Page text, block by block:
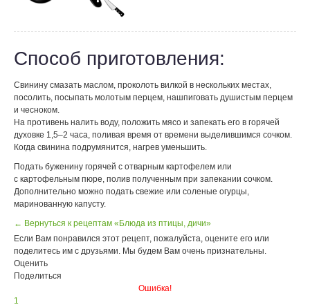
Способ приготовления:
Свинину смазать маслом, проколоть вилкой в нескольких местах,
посолить, посыпать молотым перцем, нашпиговать душистым перцем
и чесноком.
На противень налить воду, положить мясо и запекать его в горячей
духовке 1,5–2 часа, поливая время от времени выделившимся сочком.
Когда свинина подрумянится, нагрев уменьшить.
Подать буженину горячей с отварным картофелем или
с картофельным пюре, полив полученным при запекании сочком.
Дополнительно можно подать свежие или соленые огурцы,
маринованную капусту.
← Вернуться к рецептам «Блюда из птицы, дичи»
Если Вам понравился этот рецепт, пожалуйста, оцените его или
поделитесь им с друзьями. Мы будем Вам очень признательны.
Оценить
Поделиться
Ошибка!
1